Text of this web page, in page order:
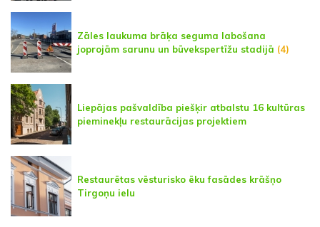
Zāles laukuma brāķa seguma labošana
joprojām sarunu un būvekspertīžu stadijā (4)
Liepājas pašvaldība piešķir atbalstu 16 kultūras
pieminekļu restaurācijas projektiem
Restaurētas vēsturisko ēku fasādes krāšņo
Tirgoņu ielu